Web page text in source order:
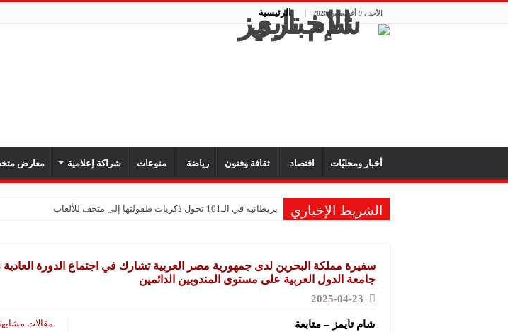
الأحد , 9 أغسطس 2026 الرئيسية
أخبار ومحليّات اقتصاد ثقافة وفنون رياضة منوعات شراكة إعلامية معارض
الشريط الإخباري بريطانية في الـ101 تحول ذكريات طفولتها إلى متحف للألعاب
جامعة الدول العربية على مستوى المندوبين الدائمين
2025-04-23
مقالات شام تايمز – متابعة